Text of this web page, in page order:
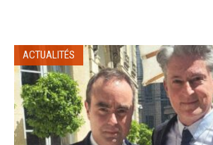
ACTUALITÉS